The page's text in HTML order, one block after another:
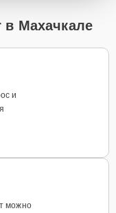
в Махачкале
и
можно